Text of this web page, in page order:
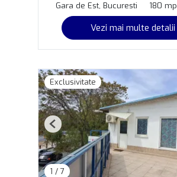
Gara de Est, Bucuresti 180 mp
Vezi mai multe detalii
Exclusivitate
1 / 7
Previous